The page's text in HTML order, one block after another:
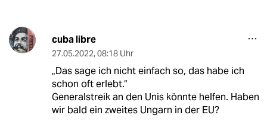
cuba libre
27.05.2022, 08:18 Uhr
„Das sage ich nicht einfach so, das habe ich
schon oft erlebt.“
Generalstreik an den Unis könnte helfen. Haben
wir bald ein zweites Ungarn in der EU?